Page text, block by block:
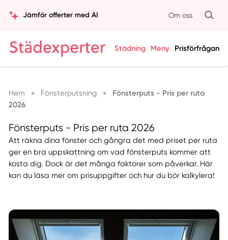
Jämför offerter med AI Om oss
Städning Meny Prisförfrågan
Hem » Fönsterputsning »
Fönsterputs - Pris per ruta
2026
Fönsterputs - Pris per ruta 2026
Att räkna dina fönster och gångra det med priset per ruta
ger en bra uppskattning om vad fönsterputs kommer att
kosta dig. Dock är det många faktorer som påverkar. Här
kan du läsa mer om prisuppgifter och hur du bör kalkylera!